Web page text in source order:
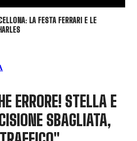
LA FESTA FERRARI E LE
ERRORE! STELLA E
SBAGLIATA,